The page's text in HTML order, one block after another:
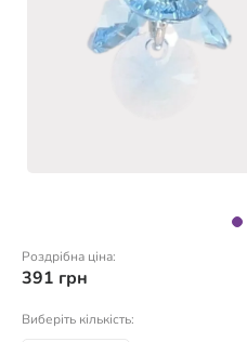
Роздрібна ціна:
391 грн
Виберіть кількість: